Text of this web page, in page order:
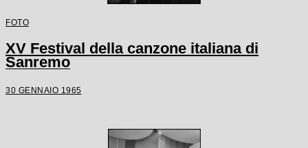
FOTO
XV Festival della canzone italiana di
Sanremo
30 GENNAIO 1965